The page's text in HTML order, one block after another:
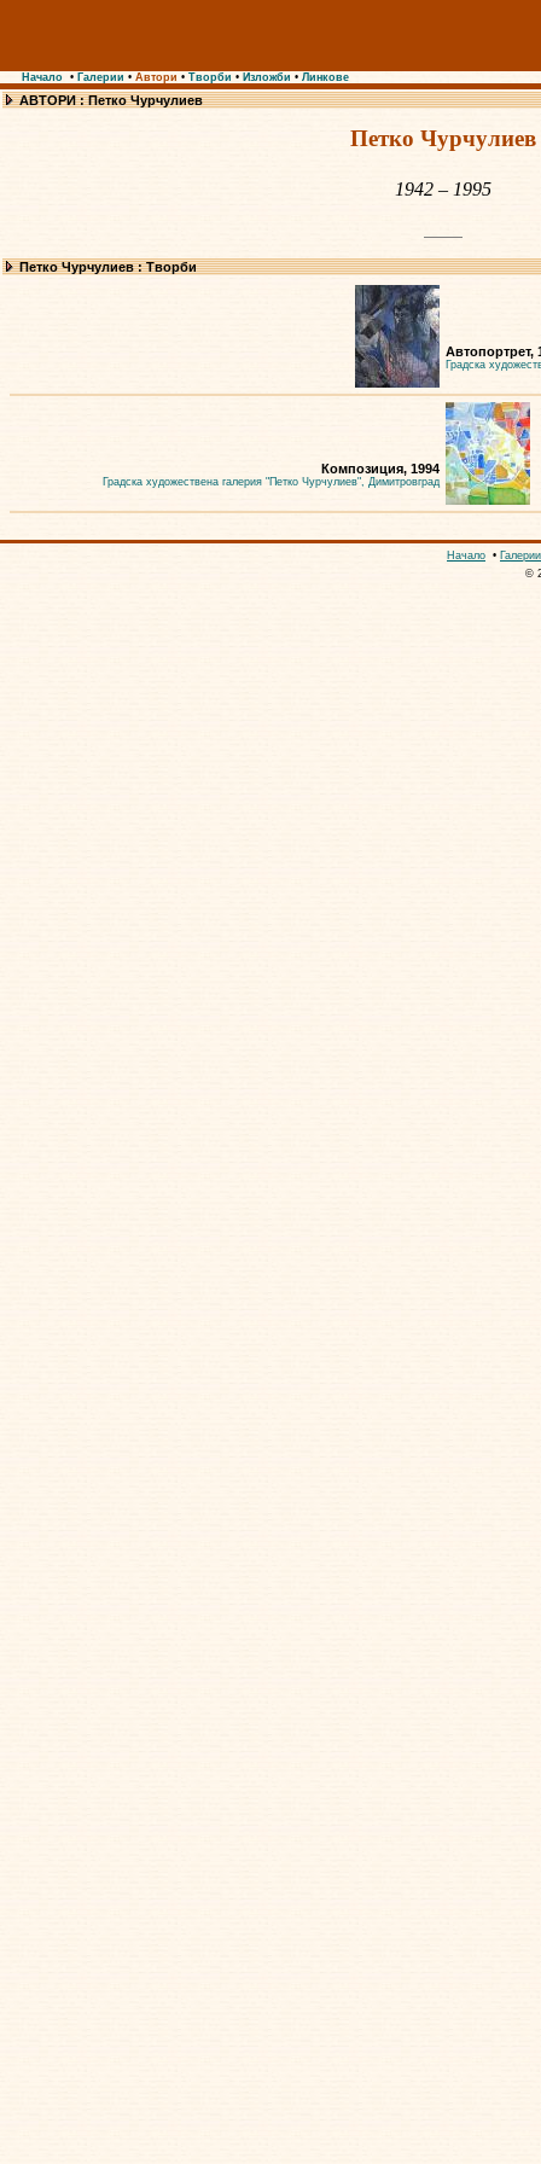
Начало • Галерии • Автори • Творби • Изложби • Линкове
АВТОРИ : Петко Чурчулиев
Петко Чурчулиев
1942 – 1995
Петко Чурчулиев : Творби
Автопортрет,
Градска
Композиция, 1994
Градска художествена галерия "Петко Чурчулиев", Димитровград
Начало • Галерии
©